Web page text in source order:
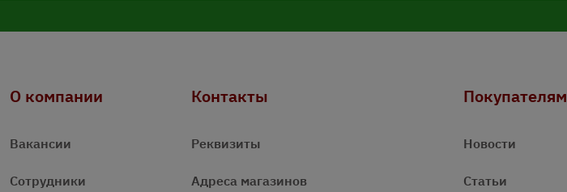
О компании
Вакансии
Сотрудники
Контакты
Реквизиты
Адреса магазинов
Покупателям
Новости
Статьи